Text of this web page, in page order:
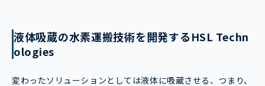
液体吸蔵の水素運搬技術を開発するHSL Techn
ologies
変わったソリューションとしては液体に吸蔵させる、つまり、